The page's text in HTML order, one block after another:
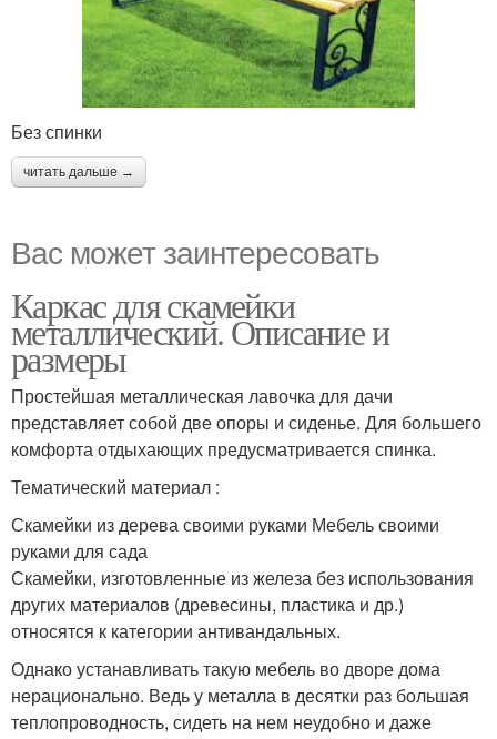
Без спинки
читать дальше →
Вас может заинтересовать
Каркас для скамейки
металлический. Описание и
размеры
Простейшая металлическая лавочка для дачи
представляет собой две опоры и сиденье. Для большего
комфорта отдыхающих предусматривается спинка.
Тематический материал :
Скамейки из дерева своими руками Мебель своими
руками для сада
Скамейки, изготовленные из железа без использования
других материалов (древесины, пластика и др.)
относятся к категории антивандальных.
Однако устанавливать такую мебель во дворе дома
нерационально. Ведь у металла в десятки раз большая
теплопроводность, сидеть на нем неудобно и даже